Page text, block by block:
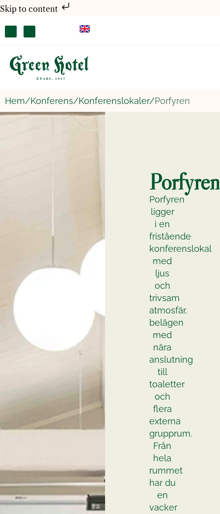
Skip to content
Hem/Konferens/Konferenslokaler/Porfyren
Porfyren
Porfyren
ligger
i en
fristående
konferenslokal
med
ljus
och
trivsam
atmosfär,
belägen
med
nära
anslutning
till
toaletter
och
flera
externa
grupprum.
Från
hela
rummet
har du
en
vacker